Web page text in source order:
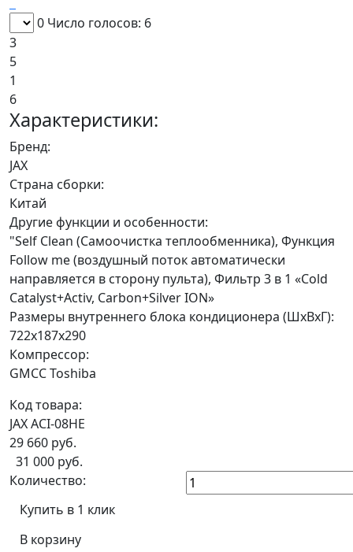
0 Число голосов: 6
3
5
1
6
Характеристики:
Бренд:
JAX
Страна сборки:
Китай
Другие функции и особенности:
"Self Clean (Самоочистка теплообменника), Функция
Follow me (воздушный поток автоматически
направляется в сторону пульта), Фильтр 3 в 1 «Cold
Catalyst+Activ, Carbon+Silver ION»
Размеры внутреннего блока кондиционера (ШxВxГ):
722х187х290
Компрессор:
GMCC Toshiba
Код товара:
JAX ACI-08HE
29 660 руб.
31 000 руб.
Количество:
Купить в 1 клик
В корзину